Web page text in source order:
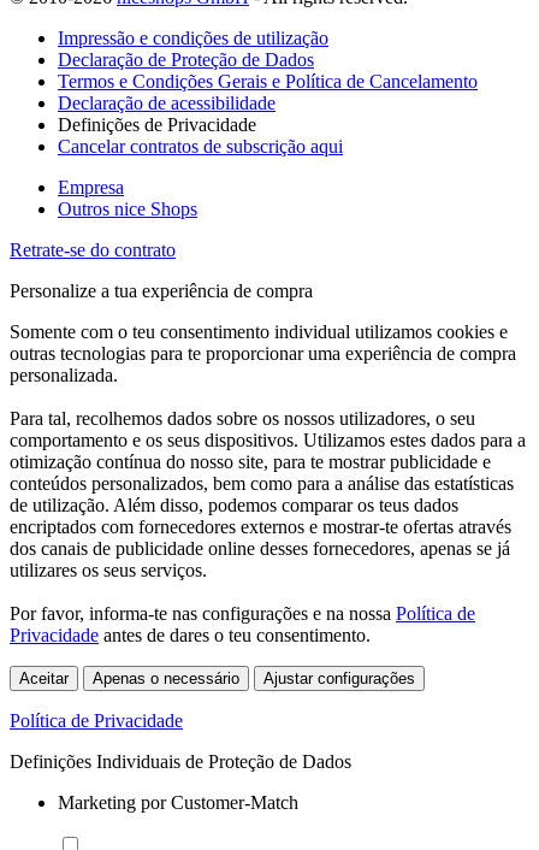
Impressão e condições de utilização
Declaração de Proteção de Dados
Termos e Condições Gerais e Política de Cancelamento
Declaração de acessibilidade
Definições de Privacidade
Cancelar contratos de subscrição aqui
Empresa
Outros nice Shops
Retrate-se do contrato
Personalize a tua experiência de compra
Somente com o teu consentimento individual utilizamos cookies e
outras tecnologias para te proporcionar uma experiência de compra
personalizada.
Para tal, recolhemos dados sobre os nossos utilizadores, o seu
comportamento e os seus dispositivos. Utilizamos estes dados para a
otimização contínua do nosso site, para te mostrar publicidade e
conteúdos personalizados, bem como para a análise das estatísticas
de utilização. Além disso, podemos comparar os teus dados
encriptados com fornecedores externos e mostrar-te ofertas através
dos canais de publicidade online desses fornecedores, apenas se já
utilizares os seus serviços.
Por favor, informa-te nas configurações e na nossa Política de
Privacidade antes de dares o teu consentimento.
Aceitar Apenas o necessário Ajustar configurações
Política de Privacidade
Definições Individuais de Proteção de Dados
Marketing por Customer-Match